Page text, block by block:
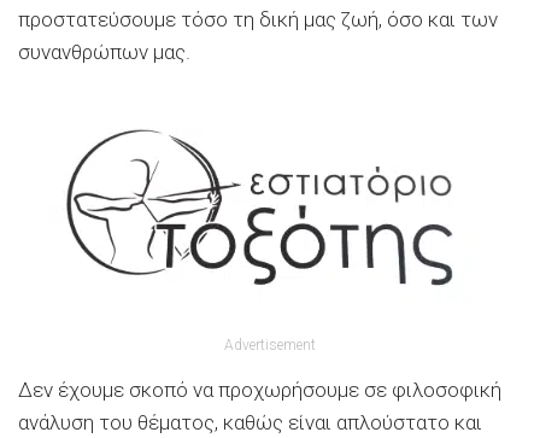
προστατεύσουμε τόσο τη δική μας ζωή, όσο και των
συνανθρώπων μας.
Advertisement
Δεν έχουμε σκοπό να προχωρήσουμε σε φιλοσοφική
ανάλυση του θέματος, καθώς είναι απλούστατο και